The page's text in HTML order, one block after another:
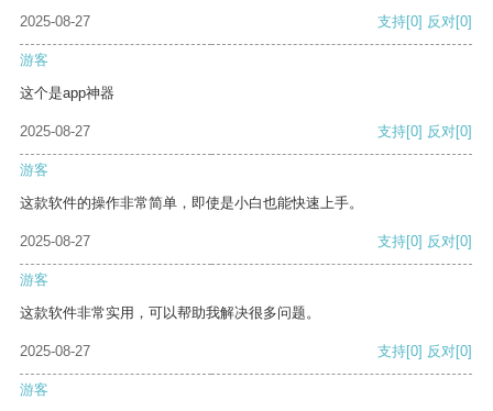
2025-08-27
支持[0] 反对[0]
游客
这个是app神器
2025-08-27 支持[0] 反对[0]
游客
这款软件的操作非常简单，即使是小白也能快速上手。
2025-08-27 支持[0] 反对[0]
游客
这款软件非常实用，可以帮助我解决很多问题。
2025-08-27 支持[0] 反对[0]
游客